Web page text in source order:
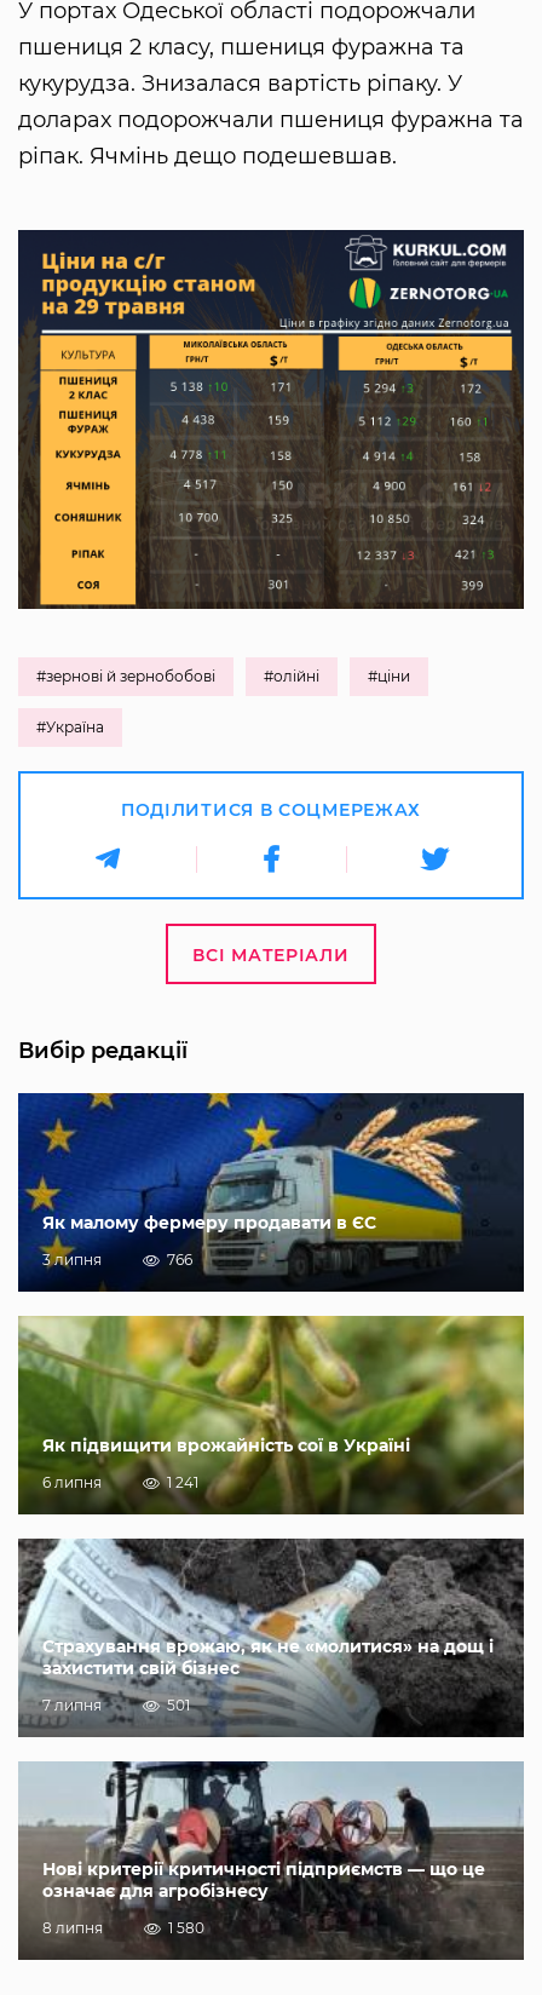
У портах Одеської області подорожчали
пшениця 2 класу, пшениця фуражна та
кукурудза. Знизалася вартість ріпаку. У
доларах подорожчали пшениця фуражна та
ріпак. Ячмінь дещо подешевшав.
#зернові й зернобобові #олійні #ціни
#Україна
ПОДІЛИТИСЯ В СОЦМЕРЕЖАХ
ВСІ МАТЕРІАЛИ
Вибір редакції
Як малому фермеру продавати в ЄС
3 липня 766
Як підвищити врожайність сої в Україні
6 липня 1 241
Страхування врожаю, як не «молитися» на дощ і
захистити свій бізнес
7 липня 501
Нові критерії критичності підприємств — що це
означає для агробізнесу
8 липня 1 580